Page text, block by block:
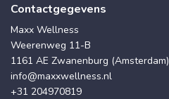
Contactgegevens
Maxx Wellness
Weerenweg 11-B
1161 AE Zwanenburg (Amsterdam)
info@maxxwellness.nl
+31 204970819